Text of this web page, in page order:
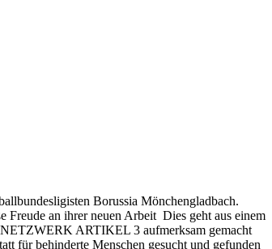
Borussia Mönchengladbach.
Freude an ihrer neuen Arbeit Dies geht aus einem
ARTIKEL 3 aufmerksam gemacht
für behinderte Menschen gesucht und gefunden